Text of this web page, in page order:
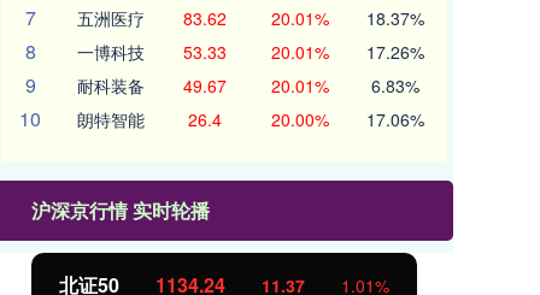
7 五洲医疗 83.62 20.01% 18.37%
8 一博科技 53.33 20.01% 17.26%
9 耐科装备 49.67 20.01% 6.83%
10 朗特智能 26.4 20.00% 17.06%
沪深京行情 实时轮播
北证50 1134.24 11.37 1.01%